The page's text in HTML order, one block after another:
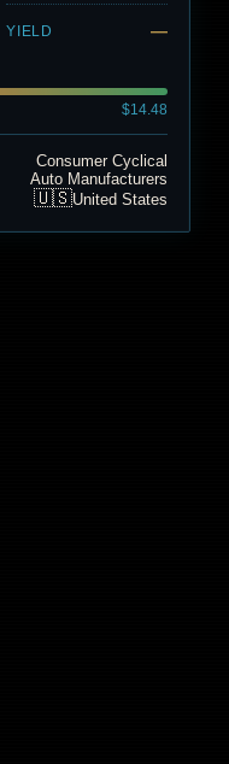
YIELD —
$14.48
Consumer Cyclical
Auto Manufacturers
🇺🇸United States